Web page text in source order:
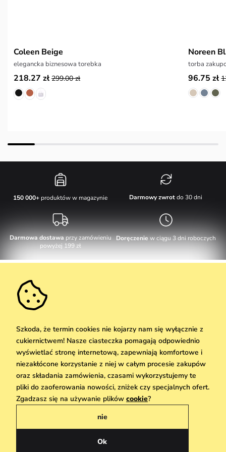
Coleen Beige
elegancka biznesowa torebka
218.27 zł 299.00 zł
Noreen
torba
96.75 zł
150 000+ produktów w magazynie Darmowy zwrotdo 30 dni
Darmowa dostawaprzy zamówieniu
powyżej 199 zł
Doręczeniew ciągu 3 dni roboczych
W dni robocze Pn-Pt: 8-17h
info@vuch.pl
+48 17 283 29 55
Informacje o zakupie
Kontakt
Najczęściej zadawane pytania
Materiały i pielęgnacja
Dostawa i płatność
Zwroty i reklamacje
O nas
Kariera
Karta podarunkowa
Hurtownia
We Care
Sklepy
Praha
Nie możesz zaprzepaścić takiej okazji!
Nowości
Zniżki Okazja
Odbiór
Zasady danych osobowych znajdziesztutaj
Copyright © 2026 Vuch Sp. z o. o. Wszelkie prawa zastrzeżone. Techniczna
realizacjaSimplia.cz
Szkoda, że termin cookies nie kojarzy nam się wyłącznie z
cukiernictwem! Nasze ciasteczka pomagają odpowiednio
wyświetlać stronę internetową, zapewniają komfortowe i
niezakłócone korzystanie z niej w całym procesie zakupów
oraz składania zamówienia, czasami wykorzystujemy te
pliki do zaoferowania nowości, zniżek czy specjalnych ofert.
Zgadzasz się na używanie plików cookie?
nie
Ok